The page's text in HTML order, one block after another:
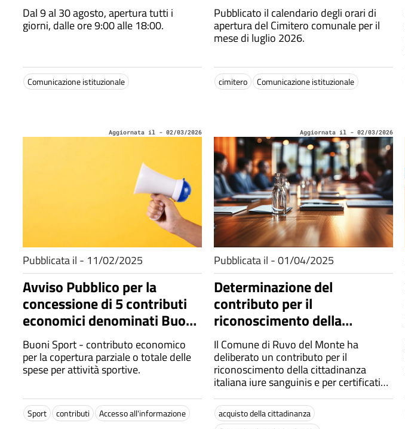
Dal 9 al 30 agosto, apertura tutti i
giorni, dalle ore 9:00 alle 18:00.
Comunicazione istituzionale
Pubblicato il calendario degli orari di
apertura del Cimitero comunale per il
mese di luglio 2026.
cimitero Comunicazione istituzionale
Aggiornata il - 02/03/2026
Pubblicata il - 11/02/2025
Avviso Pubblico per la
concessione di 5 contributi
economici denominati Buoni
Sport
Buoni Sport - contributo economico
per la copertura parziale o totale delle
spese per attività sportive.
Sport contributi Accesso all'informazione
Aggiornata il - 02/03/2026
Pubblicata il - 01/04/2025
Determinazione del
contributo per il
riconoscimento della
cittadinanza italiana "iure
sanguinis" e del contributo
per le richieste di certificati o
di estratti di stato civile
formati da oltre un secolo.
Art. 1, commi 636-639, della
Il Comune di Ruvo del Monte ha
deliberato un contributo per il
riconoscimento della cittadinanza
italiana iure sanguinis e per certificati
storici.
acquisto della cittadinanza